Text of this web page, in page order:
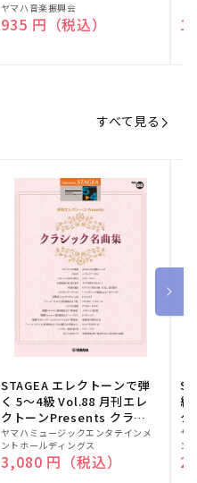
販
売
ヤマハ音楽振興会
通常価格
935 円（税込）
売
すべて見る
STAGEA エレクトーンで弾
く 5～4級 Vol.88 月刊エレ
クトーンPresents クラシ
ック名曲集
販
売
元:
ヤマハミュージックエンタテインメ
ントホールディングス
通常価格
3,080 円（税込）
級
ク
販
売
元:
ヤ
ン